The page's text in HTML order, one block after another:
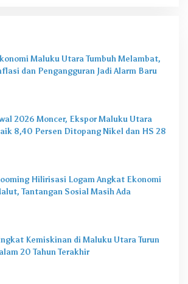
Maluku Utara Tumbuh Melambat,
dan Pengangguran Jadi Alarm Baru
2026 Moncer, Ekspor Maluku Utara
8,40 Persen Ditopang Nikel dan HS 28
Hilirisasi Logam Angkat Ekonomi
Tantangan Sosial Masih Ada
Kemiskinan di Maluku Utara Turun
20 Tahun Terakhir